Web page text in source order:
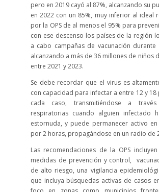
pero en 2019 cayó al 87%, alcanzando su
en 2022 con un 85%, muy inferior al ideal
por la OPS de al menos el 95% para
con ese descenso los países de la región
a cabo campañas de vacunación durante
alcanzando a más de 36 millones de niños
entre 2021 y 2023.
Se debe recordar que el virus es
con capacidad para infectar a entre 12 y
cada caso, transmitiéndose a
respiratorias cuando alguien infectado
estornuda, y puede permanecer activo
por 2 horas, propagándose en un radio de
Las recomendaciones de la OPS
medidas de prevención y control,
de alto riesgo, una vigilancia
que incluya búsquedas activas de casos